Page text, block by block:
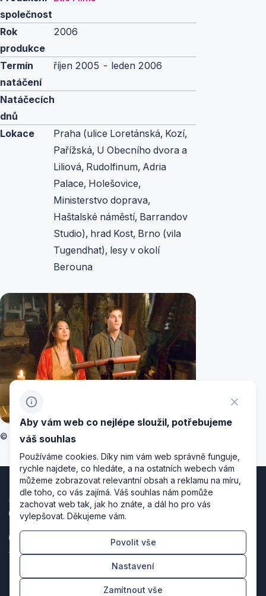
společnost
Rok
produkce
2006
Termín
natáčení
říjen 2005 - leden 2006
Natáčecích
dnů
Lokace
Praha (ulice Loretánská, Kozí,
Pařížská, U Obecního dvora a
Liliová, Rudolfinum, Adria
Palace, Holešovice,
Ministerstvo doprava,
Haštalské náměstí, Barrandov
Studio), hrad Kost, Brno (vila
Tugendhat), lesy v okolí
Berouna
© Dino De Laurentiis Corporation
Zásady zpracování osobních údajů
Nastavení cookies
Aby vám web co nejlépe sloužil, potřebujeme
váš souhlas
Používáme cookies. Díky nim vám web správně funguje,
rychle najdete, co hledáte, a na ostatních webech vám
můžeme zobrazovat relevantní obsah a reklamu na míru,
dle toho, co vás zajímá. Váš souhlas nám pomůže
zachovat web tak, jak ho znáte, a dál ho pro vás
vylepšovat. Děkujeme vám.
Povolit vše
Nastavení
Zamítnout vše